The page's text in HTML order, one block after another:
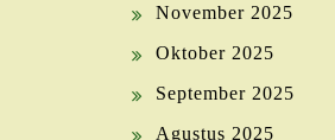
November 2025
Oktober 2025
September 2025
Agustus 2025